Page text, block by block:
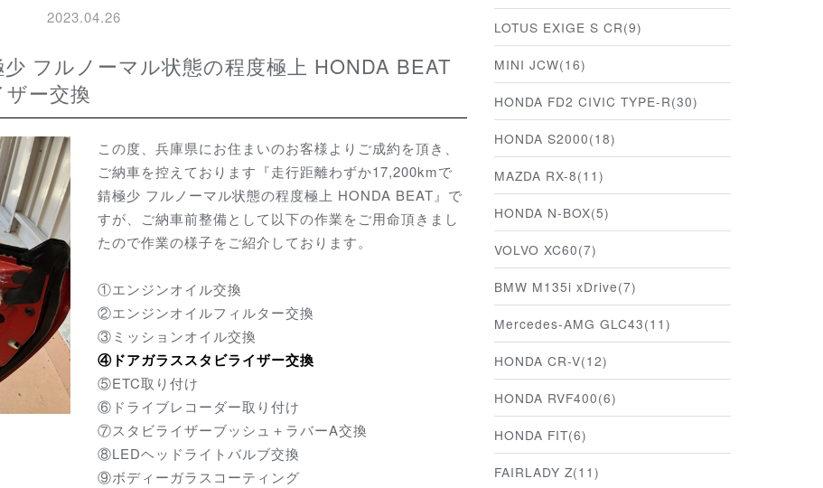
2023.04.26
ー交換
この度、兵庫県にお住まいのお客様よりご成約を頂き、
ご納車を控えております『走行距離わずか17,200kmで
錆極少 フルノーマル状態の程度極上 HONDA BEAT』で
すが、ご納車前整備として以下の作業をご用命頂きまし
たので作業の様子をご紹介しております。
①エンジンオイル交換
②エンジンオイルフィルター交換
③ミッションオイル交換
④ドアガラススタビライザー交換
⑤ETC取り付け
⑥ドライブレコーダー取り付け
⑦スタビライザーブッシュ＋ラバーA交換
⑧LEDヘッドライトバルブ交換
⑨ボディーガラスコーティング
LOTUS EXIGE S CR(9)
MINI JCW(16)
HONDA FD2 CIVIC TYPE-R(30)
HONDA S2000(18)
MAZDA RX-8(11)
HONDA N-BOX(5)
VOLVO XC60(7)
BMW M135i xDrive(7)
Mercedes-AMG GLC43(11)
HONDA CR-V(12)
HONDA RVF400(6)
HONDA FIT(6)
FAIRLADY Z(11)